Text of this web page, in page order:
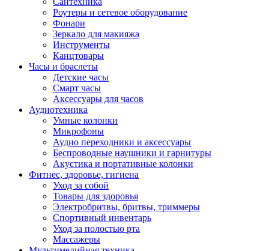
Роутеры и сетевое оборудование
Фонари
Зеркало для макияжа
Инструменты
Канцтовары
Часы и браслеты
Детские часы
Смарт часы
Аксессуары для часов
Аудиотехника
Умные колонки
Микрофоны
Аудио переходники и аксессуары
Беспроводные наушники и гарнитуры
Акустика и портативные колонки
Фитнес, здоровье, гигиена
Уход за собой
Товары для здоровья
Электробритвы, бритвы, триммеры
Спортивный инвентарь
Уход за полостью рта
Массажеры